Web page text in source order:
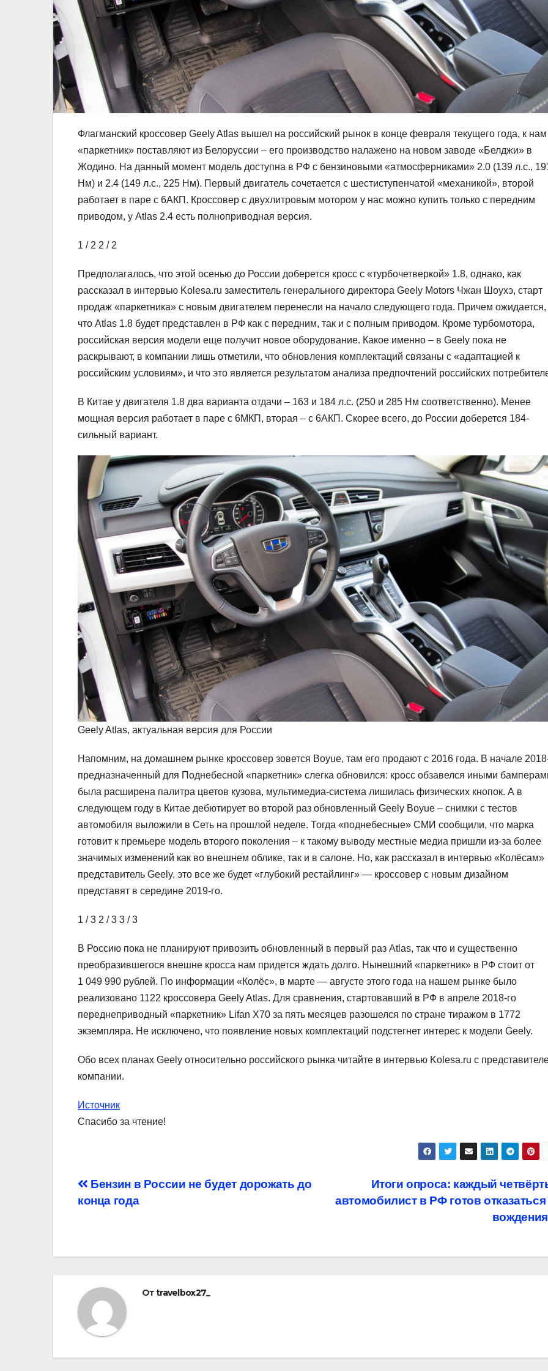
Флагманский кроссовер Geely Atlas вышел на российский рынок в конце февраля текущего года, к нам
«паркетник» поставляют из Белоруссии – его производство налажено на новом заводе «Белджи» в
Жодино. На данный момент модель доступна в РФ с бензиновыми «атмосферниками» 2.0 (139 л.с.,
Нм) и 2.4 (149 л.с., 225 Нм). Первый двигатель сочетается с шестиступенчатой «механикой», второй
работает в паре с 6АКП. Кроссовер с двухлитровым мотором у нас можно купить только с передним
приводом, у Atlas 2.4 есть полноприводная версия.
1 / 2 2 / 2
Предполагалось, что этой осенью до России доберется кросс с «турбочетверкой» 1.8, однако, как
рассказал в интервью Kolesa.ru заместитель генерального директора Geely Motors Чжан Шоухэ, старт
продаж «паркетника» с новым двигателем перенесли на начало следующего года. Причем ожидается,
что Atlas 1.8 будет представлен в РФ как с передним, так и с полным приводом. Кроме турбомотора,
российская версия модели еще получит новое оборудование. Какое именно – в Geely пока не
раскрывают, в компании лишь отметили, что обновления комплектаций связаны с «адаптацией к
российским условиям», и что это является результатом анализа предпочтений российских
В Китае у двигателя 1.8 два варианта отдачи – 163 и 184 л.с. (250 и 285 Нм соответственно). Менее
мощная версия работает в паре с 6МКП, вторая – с 6АКП. Скорее всего, до России доберется 184-
сильный вариант.
Geely Atlas, актуальная версия для России
Напомним, на домашнем рынке кроссовер зовется Boyue, там его продают с 2016 года. В начале
предназначенный для Поднебесной «паркетник» слегка обновился: кросс обзавелся иными
была расширена палитра цветов кузова, мультимедиа-система лишилась физических кнопок. А в
следующем году в Китае дебютирует во второй раз обновленный Geely Boyue – снимки с тестов
автомобиля выложили в Сеть на прошлой неделе. Тогда «поднебесные» СМИ сообщили, что марка
готовит к премьере модель второго поколения – к такому выводу местные медиа пришли из-за более
значимых изменений как во внешнем облике, так и в салоне. Но, как рассказал в интервью «Колёсам»
представитель Geely, это все же будет «глубокий рестайлинг» — кроссовер с новым дизайном
представят в середине 2019-го.
1 / 3 2 / 3 3 / 3
В Россию пока не планируют привозить обновленный в первый раз Atlas, так что и существенно
преобразившегося внешне кросса нам придется ждать долго. Нынешний «паркетник» в РФ стоит от
1 049 990 рублей. По информации «Колёс», в марте — августе этого года на нашем рынке было
реализовано 1122 кроссовера Geely Atlas. Для сравнения, стартовавший в РФ в апреле 2018-го
переднеприводный «паркетник» Lifan X70 за пять месяцев разошелся по стране тиражом в 1772
экземпляра. Не исключено, что появление новых комплектаций подстегнет интерес к модели Geely.
Обо всех планах Geely относительно российского рынка читайте в интервью Kolesa.ru с
компании.
Источник
Спасибо за чтение!
Навигация
Итоги опроса: каждый
автомобилист в РФ готов отказаться
Бензин в России не будет дорожать до
конца года
Отtravelbox27_